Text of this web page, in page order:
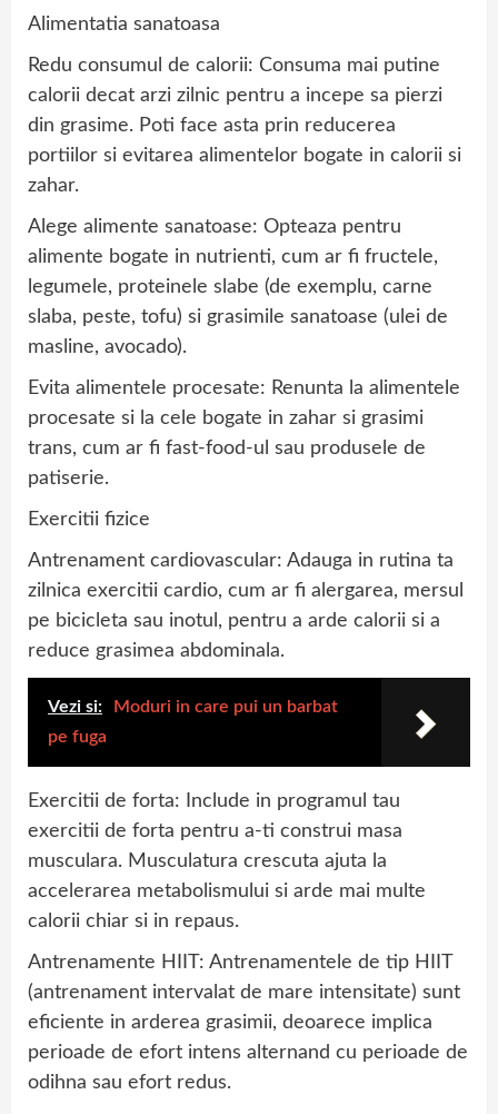
Alimentatia sanatoasa
Redu consumul de calorii: Consuma mai putine
calorii decat arzi zilnic pentru a incepe sa pierzi
din grasime. Poti face asta prin reducerea
portiilor si evitarea alimentelor bogate in calorii si
zahar.
Alege alimente sanatoase: Opteaza pentru
alimente bogate in nutrienti, cum ar fi fructele,
legumele, proteinele slabe (de exemplu, carne
slaba, peste, tofu) si grasimile sanatoase (ulei de
masline, avocado).
Evita alimentele procesate: Renunta la alimentele
procesate si la cele bogate in zahar si grasimi
trans, cum ar fi fast-food-ul sau produsele de
patiserie.
Exercitii fizice
Antrenament cardiovascular: Adauga in rutina ta
zilnica exercitii cardio, cum ar fi alergarea, mersul
pe bicicleta sau inotul, pentru a arde calorii si a
reduce grasimea abdominala.
Vezi si:
Moduri in care pui un barbat
pe fuga
Exercitii de forta: Include in programul tau
exercitii de forta pentru a-ti construi masa
musculara. Musculatura crescuta ajuta la
accelerarea metabolismului si arde mai multe
calorii chiar si in repaus.
Antrenamente HIIT: Antrenamentele de tip HIIT
(antrenament intervalat de mare intensitate) sunt
eficiente in arderea grasimii, deoarece implica
perioade de efort intens alternand cu perioade de
odihna sau efort redus.